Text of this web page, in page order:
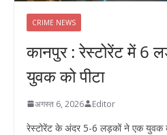
CRIME NEWS
कानपुर : रेस्टोरेंट में 6
युवक को पीटा
अगस्त 6, 2026 Editor
रेस्टोरेंट के अंदर 5-6 लड़कों ने एक युवक